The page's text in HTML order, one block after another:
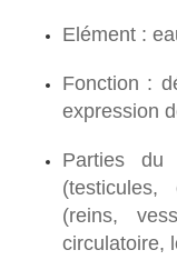
Elément :
Fonction :
expression
Parties du
(testicules,
(reins,
circulatoire,